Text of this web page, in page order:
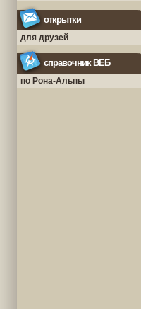
открытки
для друзей
справочник ВЕБ
по Рона-Альпы